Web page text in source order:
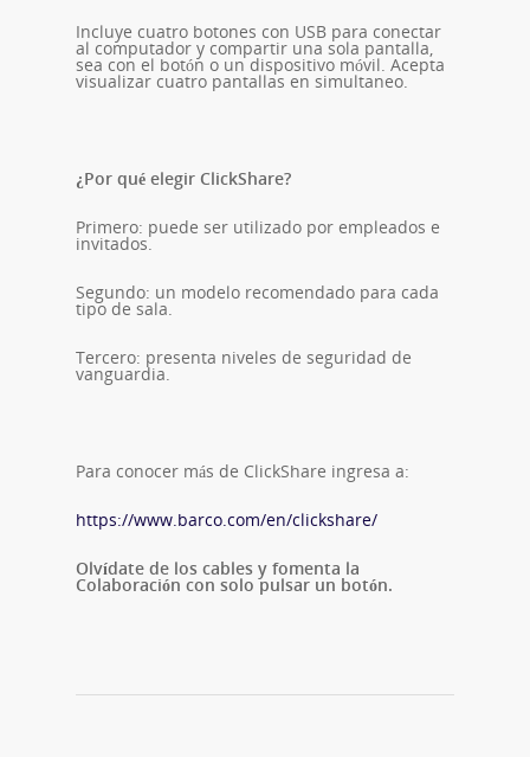
Incluye cuatro botones con USB para conectar
al computador y compartir una sola pantalla,
sea con el botón o un dispositivo móvil. Acepta
visualizar cuatro pantallas en simultaneo.
¿Por qué elegir ClickShare?
Primero: puede ser utilizado por empleados e
invitados.
Segundo: un modelo recomendado para cada
tipo de sala.
Tercero: presenta niveles de seguridad de
vanguardia.
Para conocer más de ClickShare ingresa a:
https://www.barco.com/en/clickshare/
Olvídate de los cables y fomenta la
Colaboración con solo pulsar un botón.